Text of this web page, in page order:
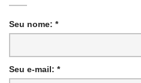
Seu nome: *
Seu e-mail: *